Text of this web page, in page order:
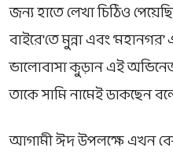
জন্য হাতে লেখা চিঠিও
বাইরে’তে মুন্না এবং ‘মহানগর
ভালোবাসা কুড়ান এই
তাকে সামি নামেই ডাকছেন
আগামী ঈদ উপলক্ষে এখন